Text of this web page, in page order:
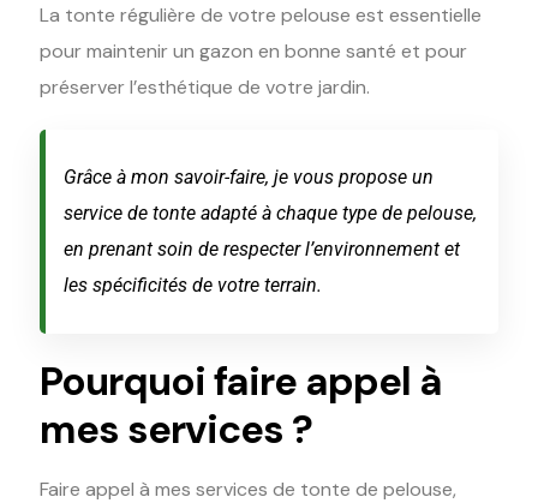
La tonte régulière de votre pelouse est essentielle
pour maintenir un gazon en bonne santé et pour
préserver l’esthétique de votre jardin.
Grâce à mon savoir-faire, je vous propose un
service de tonte adapté à chaque type de pelouse,
en prenant soin de respecter l’environnement et
les spécificités de votre terrain.
Pourquoi faire appel à
mes services ?
Faire appel à mes services de tonte de pelouse,